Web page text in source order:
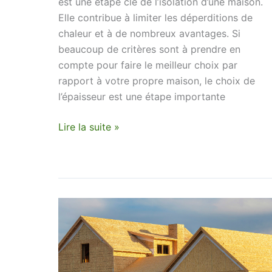
Elle contribue à limiter les déperditions de
chaleur et à de nombreux avantages. Si
beaucoup de critères sont à prendre en
compte pour faire le meilleur choix par
rapport à votre propre maison, le choix de
l’épaisseur est une étape importante
Lire la suite »
L’isolation
liège
est
la